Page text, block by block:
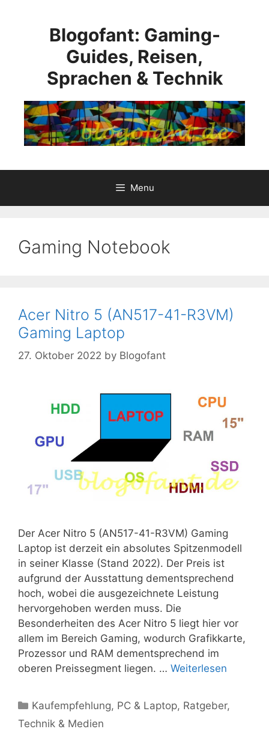
Blogofant: Gaming-
Guides, Reisen,
Sprachen & Technik
Menu
Gaming Notebook
Acer Nitro 5 (AN517-41-R3VM)
Gaming Laptop
27. Oktober 2022 by Blogofant
Der Acer Nitro 5 (AN517-41-R3VM) Gaming
Laptop ist derzeit ein absolutes Spitzenmodell
in seiner Klasse (Stand 2022). Der Preis ist
aufgrund der Ausstattung dementsprechend
hoch, wobei die ausgezeichnete Leistung
hervorgehoben werden muss. Die
Besonderheiten des Acer Nitro 5 liegt hier vor
allem im Bereich Gaming, wodurch Grafikkarte,
Prozessor und RAM dementsprechend im
oberen Preissegment liegen. … Weiterlesen
Kategorien
Kaufempfehlung, PC & Laptop, Ratgeber,
Technik & Medien